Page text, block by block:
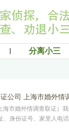
分离小三
公司 上海市婚外情
市婚外情调查取证）
身份证号、家里人电